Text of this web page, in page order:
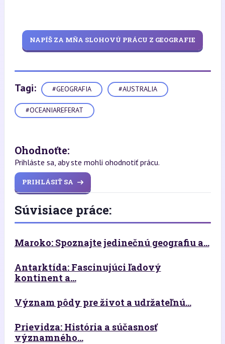
NAPÍŠ ZA MŇA SLOHOVÚ PRÁCU Z GEOGRAFIE
Tagi: #GEOGRAFIA #AUSTRALIA
#OCEANIAREFERAT
Ohodnoťte:
Prihláste sa, aby ste mohli ohodnotiť prácu.
PRIHLÁSIŤ SA
Súvisiace práce:
Maroko: Spoznajte jedinečnú geografiu a...
Antarktída: Fascinujúci ľadový
kontinent a...
Význam pôdy pre život a udržateľnú...
Prievidza: História a súčasnosť
významného...